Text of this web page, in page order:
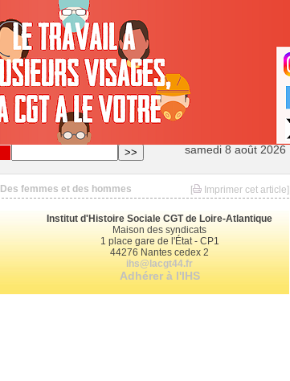
samedi 8 août 2026
[ Imprimer cet article]
Des femmes et des hommes
Institut d'Histoire Sociale CGT de Loire-Atlantique
Maison des syndicats
1 place gare de l'État - CP1
44276 Nantes cedex 2
ihs@lacgt44.fr
Adhérer à l'IHS